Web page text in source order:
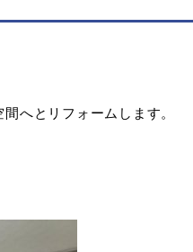
へとリフォームします。